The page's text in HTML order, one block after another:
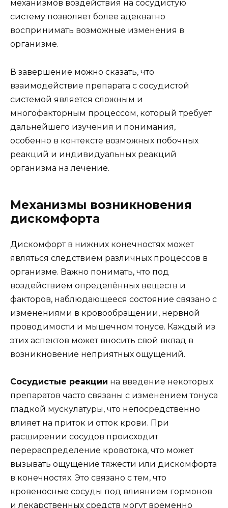
механизмов воздействия на сосудистую
систему позволяет более адекватно
воспринимать возможные изменения в
организме.
В завершение можно сказать, что
взаимодействие препарата с сосудистой
системой является сложным и
многофакторным процессом, который требует
дальнейшего изучения и понимания,
особенно в контексте возможных побочных
реакций и индивидуальных реакций
организма на лечение.
Механизмы возникновения
дискомфорта
Дискомфорт в нижних конечностях может
являться следствием различных процессов в
организме. Важно понимать, что под
воздействием определённых веществ и
факторов, наблюдающееся состояние связано с
изменениями в кровообращении, нервной
проводимости и мышечном тонусе. Каждый из
этих аспектов может вносить свой вклад в
возникновение неприятных ощущений.
Сосудистые реакции на введение некоторых
препаратов часто связаны с изменением тонуса
гладкой мускулатуры, что непосредственно
влияет на приток и отток крови. При
расширении сосудов происходит
перераспределение кровотока, что может
вызывать ощущение тяжести или дискомфорта
в конечностях. Это связано с тем, что
кровеносные сосуды под влиянием гормонов
и лекарственных средств могут временно